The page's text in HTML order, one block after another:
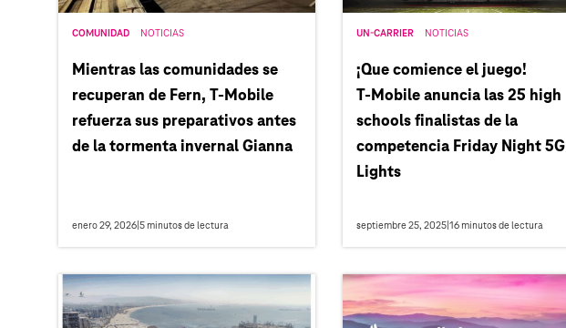
COMUNIDAD NOTICIAS
Mientras las comunidades se
recuperan de Fern, T‑Mobile
refuerza sus preparativos antes
de la tormenta invernal Gianna
enero 29, 2026 5 minutos de lectura
UN-CARRIER NOTICIAS
¡Que comience el juego!
T‑Mobile anuncia las 25 high
schools finalistas de la
competencia Friday Night 5G
Lights
septiembre 25, 2025| 16 minutos de lectura